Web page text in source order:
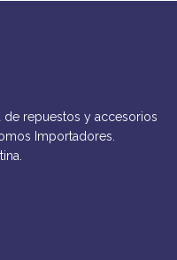
de repuestos y accesorios
Importadores.